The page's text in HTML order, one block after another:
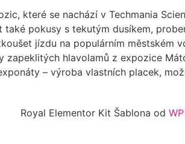
které se nachází v Techmania
pokusy s tekutým dusíkem,
jízdu na populárním městském
hlavolamů z expozice
– výroba vlastních placek,
Royal Elementor Kit Šablona od